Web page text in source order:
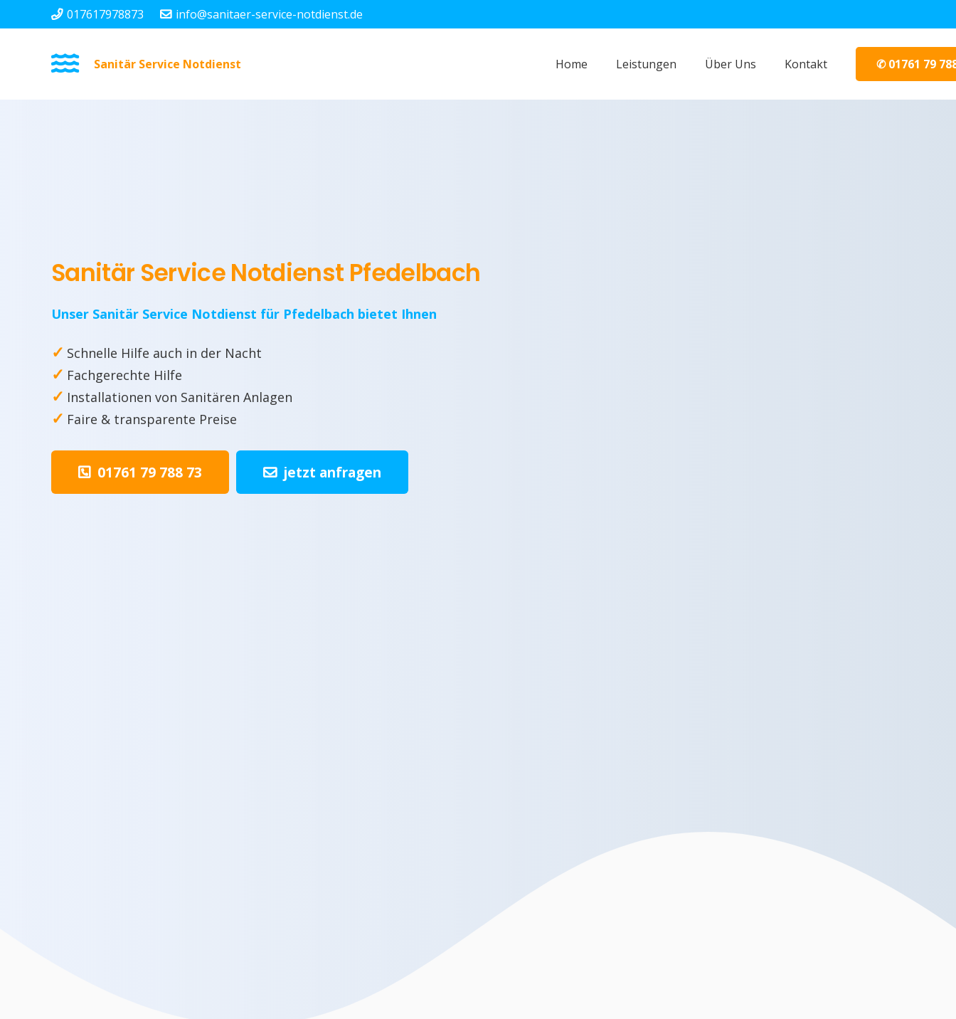
017617978873 info@sanitaer-service-notdienst.de
Sanitär Service Notdienst Home Leistungen Über Uns Kontakt ✆ 01761 79
Sanitär Service Notdienst Pfedelbach
Unser Sanitär Service Notdienst für Pfedelbach bietet Ihnen
✓ Schnelle Hilfe auch in der Nacht
✓ Fachgerechte Hilfe
✓ Installationen von Sanitären Anlagen
✓ Faire & transparente Preise
01761 79 788 73 jetzt anfragen